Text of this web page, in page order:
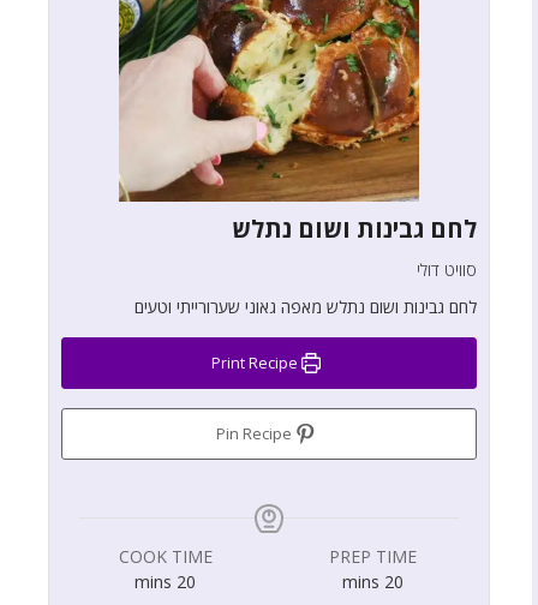
לחם גבינות ושום נתלש
סוויט דולי
לחם גבינות ושום נתלש מאפה גאוני שערורייתי וטעים
PREP TIME
20
mins
COOK TIME
20
mins